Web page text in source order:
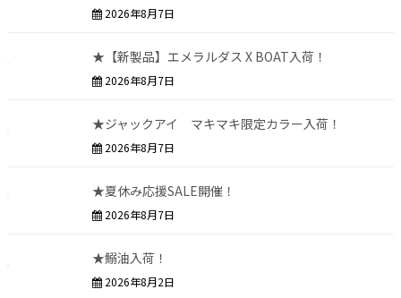
2026年8月7日
★【新製品】エメラルダス X BOAT入荷！
2026年8月7日
★ジャックアイ マキマキ限定カラー入荷！
2026年8月7日
★夏休み応援SALE開催！
2026年8月7日
★鰯油入荷！
2026年8月2日